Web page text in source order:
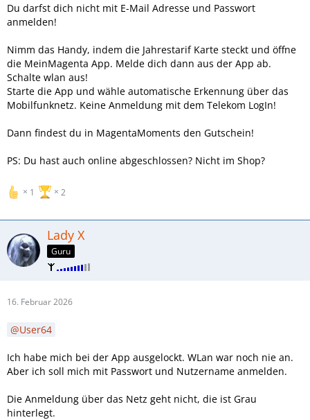
Ich komme damit echt nicht zurecht
Telekom hilft
Du darfst dich nicht mit E-Mail Adresse und Passwort
anmelden!
Nimm das Handy, indem die Jahrestarif Karte steckt und öffne
die MeinMagenta App. Melde dich dann aus der App ab.
Schalte wlan aus!
Starte die App und wähle automatische Erkennung über das
Mobilfunknetz. Keine Anmeldung mit dem Telekom LogIn!
Dann findest du in MagentaMoments den Gutschein!
PS: Du hast auch online abgeschlossen? Nicht im Shop?
1 2
Lady X
Guru
16. Februar 2026
User64
Ich habe mich bei der App ausgelockt. WLan war noch nie an.
Aber ich soll mich mit Passwort und Nutzername anmelden.
Die Anmeldung über das Netz geht nicht, die ist Grau
hinterlegt.